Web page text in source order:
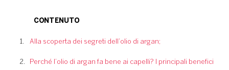
CONTENUTO
Alla scoperta dei segreti dell’olio di argan;
Perché l’olio di argan fa bene ai capelli? I principali benefici